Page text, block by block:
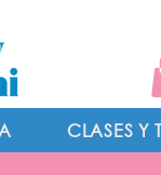
CLASES Y